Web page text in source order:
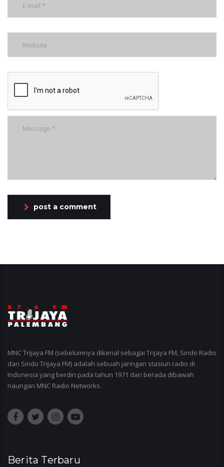
post a comment
MNC Trijaya FM (sebelumnya dikenal sebagai Trijaya FM, Sindo Radio
dan Sindo Trijaya FM) adalah sebuah jaringan stasiun radio di
Indonesia yang berdiri pada tahun 1971 dan berada dibawah
naungan MNC Radio Networks.
Berita Terbaru